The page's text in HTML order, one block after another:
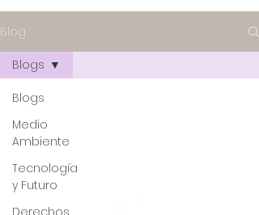
Blog
Blogs
Medio
Ambiente
Tecnología
y Futuro
Derechos
Blogs